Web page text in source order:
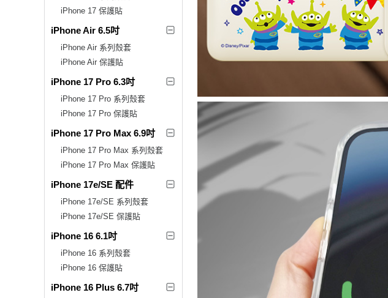
iPhone 17 保護貼
iPhone Air 6.5吋
iPhone Air 系列殼套
iPhone Air 保護貼
iPhone 17 Pro 6.3吋
iPhone 17 Pro 系列殼套
iPhone 17 Pro 保護貼
iPhone 17 Pro Max 6.9吋
iPhone 17 Pro Max 系列殼套
iPhone 17 Pro Max 保護貼
iPhone 17e/SE 配件
iPhone 17e/SE 系列殼套
iPhone 17e/SE 保護貼
iPhone 16 6.1吋
iPhone 16 系列殼套
iPhone 16 保護貼
iPhone 16 Plus 6.7吋